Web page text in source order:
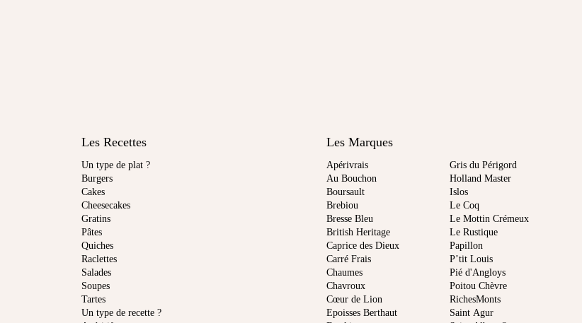
Les Recettes
Un type de plat ?
Burgers
Cakes
Cheesecakes
Gratins
Pâtes
Quiches
Raclettes
Salades
Soupes
Tartes
Un type de recette ?
Les Marques
Apérivrais
Au Bouchon
Boursault
Brebiou
Bresse Bleu
British Heritage
Caprice des Dieux
Carré Frais
Chaumes
Chavroux
Cœur de Lion
Epoisses Berthaut
Gris du Périgord
Holland Master
Islos
Le Coq
Le Mottin Crémeux
Le Rustique
Papillon
P’tit Louis
Pié d'Angloys
Poitou Chèvre
RichesMonts
Saint Agur